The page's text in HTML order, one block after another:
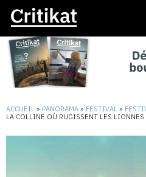
ACCUEIL » PANORAMA » FESTIVAL »
LA COLLINE OÙ RUGISSENT LES LIONNES